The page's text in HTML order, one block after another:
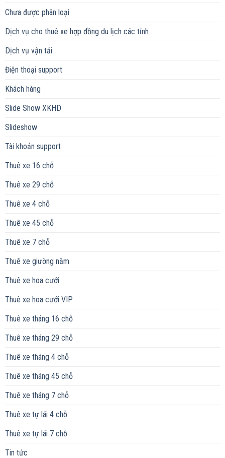
Chưa được phân loại
Dịch vụ cho thuê xe hợp đồng du lịch các tỉnh
Dịch vụ vận tải
Điện thoại support
Khách hàng
Slide Show XKHD
Slideshow
Tài khoản support
Thuê xe 16 chỗ
Thuê xe 29 chỗ
Thuê xe 4 chỗ
Thuê xe 45 chỗ
Thuê xe 7 chỗ
Thuê xe giường nằm
Thuê xe hoa cưới
Thuê xe hoa cưới VIP
Thuê xe tháng 16 chỗ
Thuê xe tháng 29 chỗ
Thuê xe tháng 4 chỗ
Thuê xe tháng 45 chỗ
Thuê xe tháng 7 chỗ
Thuê xe tự lái 4 chỗ
Thuê xe tự lái 7 chỗ
Tin tức